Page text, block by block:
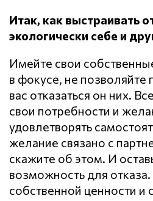
Итак, как выстраивать
экологически себе и
Имейте свои
в фокусе, не позволяйте
вас отказаться он них.
свои потребности и
удовлетворять
желание связано с
скажите об этом. И
возможность для отказа.
собственной ценности и